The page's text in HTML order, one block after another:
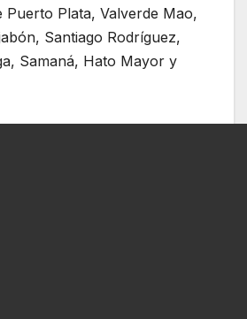
Puerto Plata, Valverde Mao,
Santiago Rodríguez,
Samaná, Hato Mayor y